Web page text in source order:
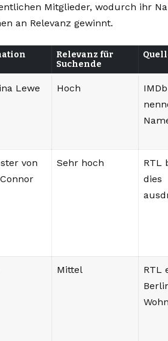
Mitglieder, wodurch ihr
an Relevanz gewinnt.
Relevanz für
Suchende
Lewe Hoch
von
Sehr hoch
RTL
dies
Mittel
RTL